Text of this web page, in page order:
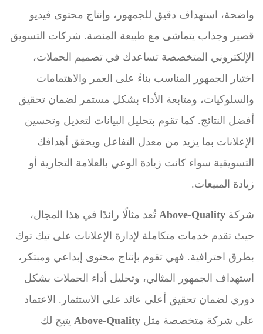
واضحة، استهداف دقيق للجمهور، وإنتاج محتوى فيديو
قصير وجذاب يتماشى مع طبيعة المنصة. شركات التسويق
الإلكتروني المتخصصة تساعدك في تصميم الحملات،
اختيار الجمهور المناسب بناءً على العمر والاهتمامات
والسلوكيات، ومتابعة الأداء بشكل مستمر لضمان تحقيق
أفضل النتائج. كما تقوم بتحليل البيانات لتعديل وتحسين
الإعلانات بما يزيد من معدل التفاعل ويحقق أهدافك
التسويقية سواء كانت زيادة الوعي بالعلامة التجارية أو
زيادة المبيعات.
شركة Above-Quality تُعد مثالًا رائدًا في هذا المجال،
حيث تقدم خدمات متكاملة لإدارة الإعلانات على تيك توك
بطرق احترافية. فهي تقوم بإنتاج محتوى إبداعي ومبتكر،
استهداف الجمهور المثالي، وتحليل أداء الحملات بشكل
دوري لضمان تحقيق أعلى عائد على الاستثمار. الاعتماد
على شركة متخصصة مثل Above-Quality يتيح لك